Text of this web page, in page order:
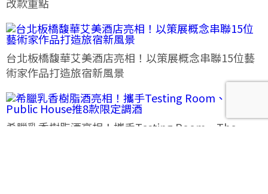
台北板橋馥華艾美酒店亮相！以策展概念串聯15位藝
術家作品打造旅宿新風景
希臘乳香樹脂酒亮相！攜手Testing Room、The